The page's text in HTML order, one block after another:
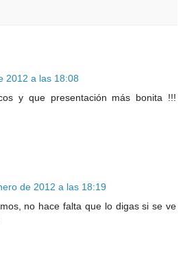
2012 a las 18:08
y que presentación más bonita !!!
de 2012 a las 18:19
no hace falta que lo digas si se ve